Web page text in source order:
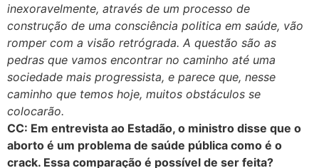
inexoravelmente, através de um processo de
construção de uma consciência politica em saúde, vão
romper com a visão retrógrada. A questão são as
pedras que vamos encontrar no caminho até uma
sociedade mais progressista, e parece que, nesse
caminho que temos hoje, muitos obstáculos se
colocarão.
CC: Em entrevista ao Estadão, o ministro disse que o
aborto é um problema de saúde pública como é o
crack. Essa comparação é possível de ser feita?